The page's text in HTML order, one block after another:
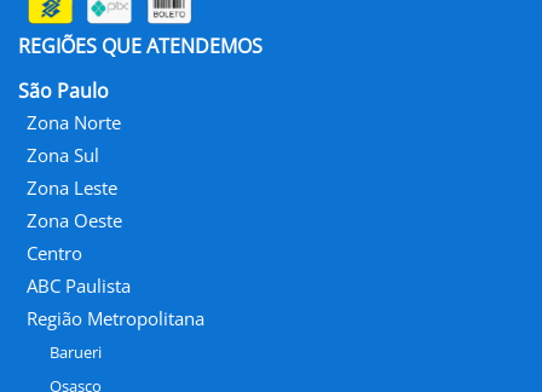
REGIÕES QUE ATENDEMOS
São Paulo
Zona Norte
Zona Sul
Zona Leste
Zona Oeste
Centro
ABC Paulista
Região Metropolitana
Barueri
Osasco